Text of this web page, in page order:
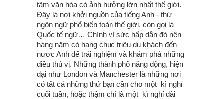
tâm văn hóa có ảnh hưởng lớn nhất thế giới.
Đây là nơi khởi nguồn của tiếng Anh - thứ
ngôn ngữ phổ biến toàn thế giới, còn gọi là
Quốc tế ngữ… Chính vì sức hấp dẫn đó nên
hàng năm có hạng chục triệu du khách đến
nươc Anh để trải nghiệm và khám phá những
điều thú vị. Những thành phố năng động, hiện
đại như London và Manchester là những nơi
có tất cả những thứ bạn cần cho một kì nghỉ
cuối tuần, hoặc thậm chí là một kì nghỉ dài